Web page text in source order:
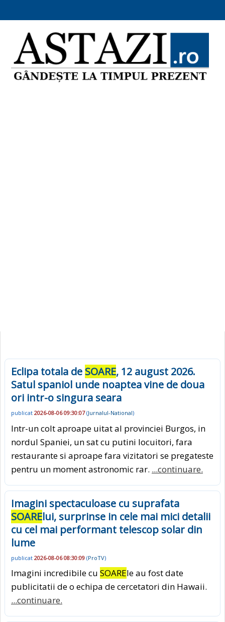
Eclipa totala de SOARE, 12 august 2026.
Satul spaniol unde noaptea vine de doua
ori intr-o singura seara
publicat 2026-08-06 09:30:07(Jurnalul-National)
Intr-un colt aproape uitat al provinciei Burgos, in
nordul Spaniei, un sat cu putini locuitori, fara
restaurante si aproape fara vizitatori se pregateste
pentru un moment astronomic rar. ...continuare.
Imagini spectaculoase cu suprafata
SOARElui, surprinse in cele mai mici detalii
cu cel mai performant telescop solar din
lume
publicat 2026-08-06 08:30:09 (ProTV)
Imagini incredibile cu SOAREle au fost date
publicitatii de o echipa de cercetatori din Hawaii.
...continuare.